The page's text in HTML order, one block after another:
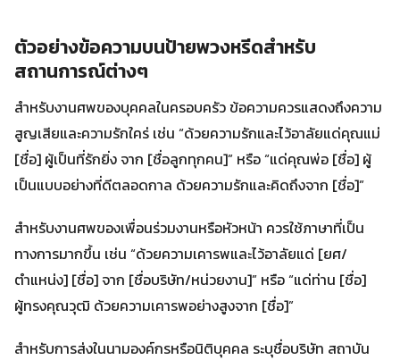
ตัวอย่างข้อความบนป้ายพวงหรีดสำหรับ
สถานการณ์ต่างๆ
สำหรับงานศพของบุคคลในครอบครัว ข้อความควรแสดงถึงความ
สูญเสียและความรักใคร่ เช่น “ด้วยความรักและไว้อาลัยแด่คุณแม่
[ชื่อ] ผู้เป็นที่รักยิ่ง จาก [ชื่อลูกทุกคน]” หรือ “แด่คุณพ่อ [ชื่อ] ผู้
เป็นแบบอย่างที่ดีตลอดกาล ด้วยความรักและคิดถึงจาก [ชื่อ]”
สำหรับงานศพของเพื่อนร่วมงานหรือหัวหน้า ควรใช้ภาษาที่เป็น
ทางการมากขึ้น เช่น “ด้วยความเคารพและไว้อาลัยแด่ [ยศ/
ตำแหน่ง] [ชื่อ] จาก [ชื่อบริษัท/หน่วยงาน]” หรือ “แด่ท่าน [ชื่อ]
ผู้ทรงคุณวุฒิ ด้วยความเคารพอย่างสูงจาก [ชื่อ]”
สำหรับการส่งในนามองค์กรหรือนิติบุคคล ระบุชื่อบริษัท สถาบัน